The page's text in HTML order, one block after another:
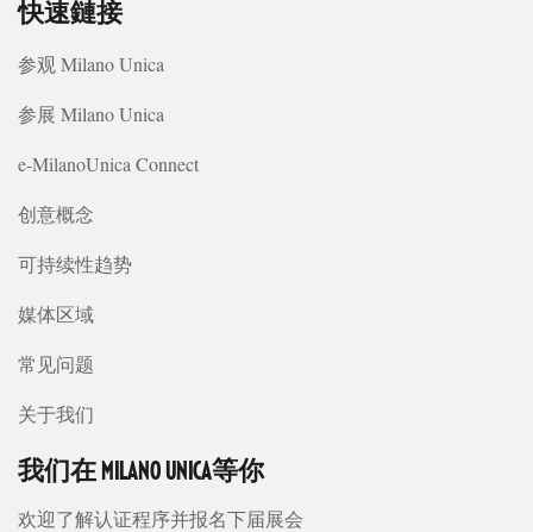
快速鏈接
参观 Milano Unica
参展 Milano Unica
e-MilanoUnica Connect
创意概念
可持续性趋势
媒体区域
常见问题
关于我们
我们在 MILANO UNICA等你
欢迎了解认证程序并报名下届展会